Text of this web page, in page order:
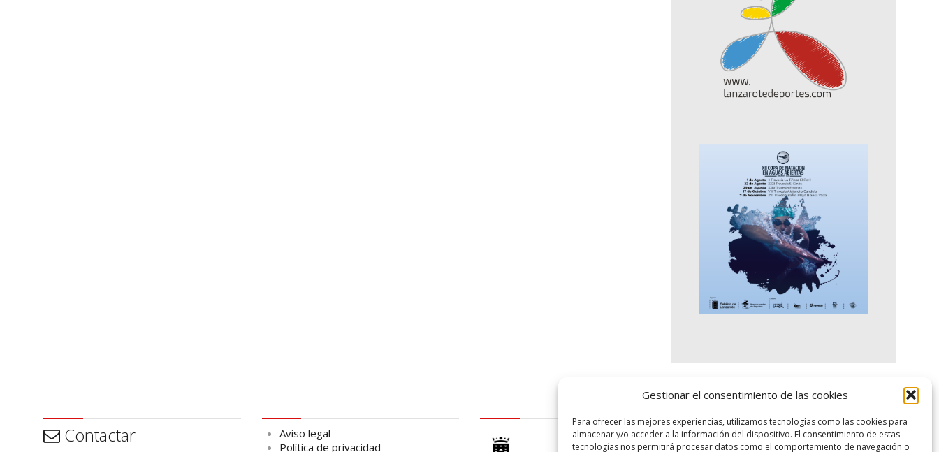
Gestionar el consentimiento de las cookies
Para ofrecer las mejores experiencias, utilizamos tecnologías como las cookies para
almacenar y/o acceder a la información del dispositivo. El consentimiento de estas
tecnologías nos permitirá procesar datos como el comportamiento de navegación o
Contactar
Aviso legal
Política de privacidad
logo SID